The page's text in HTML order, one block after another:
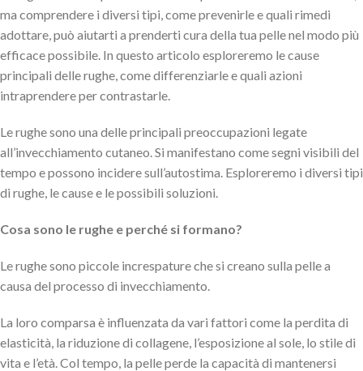
ma comprendere i diversi tipi, come prevenirle e quali rimedi
adottare, può aiutarti a prenderti cura della tua pelle nel modo più
efficace possibile. In questo articolo esploreremo le cause
principali delle rughe, come differenziarle e quali azioni
intraprendere per contrastarle.
Le rughe sono una delle principali preoccupazioni legate
all’invecchiamento cutaneo. Si manifestano come segni visibili del
tempo e possono incidere sull’autostima. Esploreremo i diversi tipi
di rughe, le cause e le possibili soluzioni.
Cosa sono le rughe e perché si formano?
Le rughe sono piccole increspature che si creano sulla pelle a
causa del processo di invecchiamento.
La loro comparsa è influenzata da vari fattori come la perdita di
elasticità, la riduzione di collagene, l’esposizione al sole, lo stile di
vita e l’età. Col tempo, la pelle perde la capacità di mantenersi